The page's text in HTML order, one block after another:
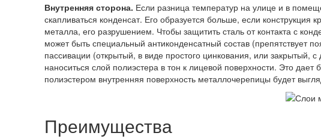
Внутренняя сторона. Если разница температур на улице и в
скапливаться конденсат. Его образуется больше, если
металла, его разрушением. Чтобы защитить сталь от контакта с
может быть специальный антиконденсатный состав (препятствует
пассивации (открытый, в виде простого цинкования, или
наноситься слой полиэстера в тон к лицевой поверхности. Это
полиэстером внутренняя поверхность металлочерепицы будет
Преимущества